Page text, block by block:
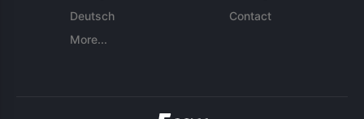
Deutsch
More...
Contact